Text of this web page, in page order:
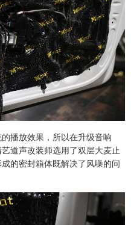
播放效果，所以在升级音响
道声改装师选用了双层大麦止
的密封箱体既解决了风噪的问